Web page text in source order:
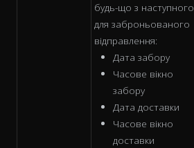
будь-що з наступного
для заброньованого
відправлення:
Дата забору
Часове вікно
забору
Дата доставки
Часове вікно
доставки